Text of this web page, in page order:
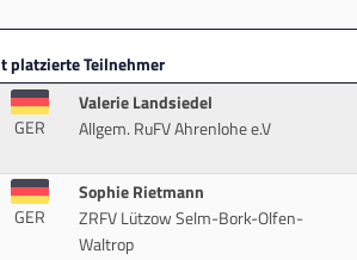
platzierte Teilnehmer
GER
Valerie Landsiedel
Allgem. RuFV Ahrenlohe e.V
GER
Sophie Rietmann
ZRFV Lützow Selm-Bork-Olfen-
Waltrop